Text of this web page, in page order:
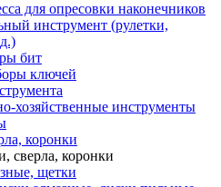
для опресовки наконечников
инструмент (рулетки,
бит
ключей
хозяйственные инструменты
коронки
сверла, коронки
щетки